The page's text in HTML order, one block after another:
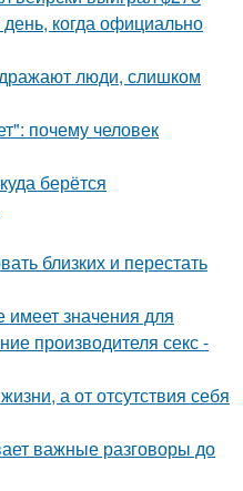
когда официально
люди, слишком
почему человек
берётся
близких и перестать
имеет значения для
производителя секс -
а от отсутствия себя
важные разговоры до